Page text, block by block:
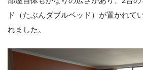
ド（たぶんダブルベッド）が置かれて
れました。